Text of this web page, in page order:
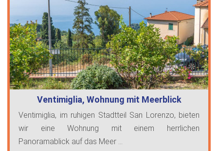
Ventimiglia, Wohnung mit Meerblick
Ventimiglia, im ruhigen Stadtteil San Lorenzo, bieten
wir eine Wohnung mit einem herrlichen
Panoramablick auf das Meer ...